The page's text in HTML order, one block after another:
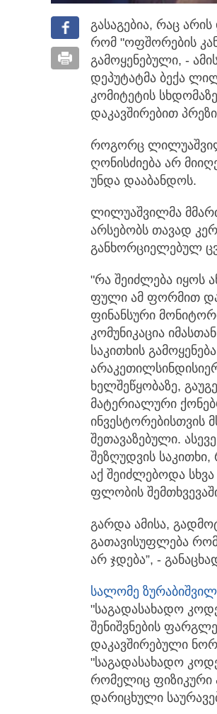
გასაგებია, რაც
რომ "ოფშორების
გამოყენებული, -
დეპუტატმა ბექა
კომიტეტის
დაკავშირებით
როგორც
ღონისძიება არ
უნდა დააბანდოს.
ლილუაშვილმა
არსებობს თავად
განხორციელებულ
"რა შეიძლება იყოს
ფული ამ ფორმით და
ფინანსური
კომუნიკაცია
საკითხის
ხელშეწყობაზე,
მატერიალური
ინვესტორებისთვის
შეთავაზებული.
შეზღუდვის საკითხი,
აქ შეიძლებოდა სხვა
ფლობის
გარდა ამისა,
გათავისუფლება რომ
არ ჯდება”, -
სალომე
"საგადასახადო
შენიშვნების
დაკავშირებული
"საგადასახადო
რომელიც ფიზიკური
დარიცხული